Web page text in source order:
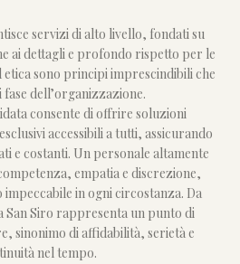
servizi di alto livello, fondati su
ai dettagli e profondo rispetto per le
etica sono principi imprescindibili che
fase dell’organizzazione.
consente di offrire soluzioni
accessibili a tutti, assicurando
e costanti. Un personale altamente
empatia e discrezione,
in ogni circostanza. Da
San Siro rappresenta un punto di
sinonimo di affidabilità, serietà e
nel tempo.